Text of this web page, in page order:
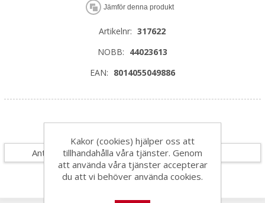
Jämför denna produkt
Artikelnr: 317622
NOBB: 44023613
EAN: 8014055049886
Antal i förpackning 1
Kakor (cookies) hjälper oss att
tillhandahålla våra tjänster. Genom
att använda våra tjänster accepterar
du att vi behöver använda cookies.